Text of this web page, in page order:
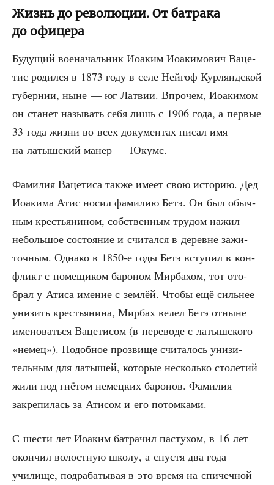
Жизнь до революции. От батрака
до офицера
Буду­щий вое­на­чаль­ник Иоаким Иоаки­мо­вич Ваце­
тис родил­ся в 1873 году в селе Ней­гоф Кур­лянд­ской
губер­нии, ныне — юг Лат­вии. Впро­чем, Иоаки­мом
он ста­нет назы­вать себя лишь с 1906 года, а пер­вые
33 года жиз­ни во всех доку­мен­тах писал имя
на латыш­ский манер — Юкумс.
Фами­лия Ваце­ти­са так­же име­ет свою исто­рию. Дед
Иоаки­ма Атис носил фами­лию Бетэ. Он был обыч­
ным кре­стья­ни­ном, соб­ствен­ным тру­дом нажил
неболь­шое состо­я­ние и счи­тал­ся в деревне зажи­
точ­ным. Одна­ко в 1850‑е годы Бетэ всту­пил в кон­
фликт с поме­щи­ком баро­ном Мир­ба­хом, тот ото­
брал у Ати­са име­ние с зем­лёй. Что­бы ещё силь­нее
уни­зить кре­стья­ни­на, Мир­бах велел Бетэ отныне
име­но­вать­ся Ваце­ти­сом (в пере­во­де с латыш­ско­го
«немец»). Подоб­ное про­зви­ще счи­та­лось уни­зи­
тель­ным для латы­шей, кото­рые несколь­ко сто­ле­тий
жили под гнё­том немец­ких баро­нов. Фами­лия
закре­пи­лась за Ати­сом и его потомками.
С шести лет Иоаким батра­чил пас­ту­хом, в 16 лет
окон­чил волост­ную шко­лу, а спу­стя два года —
учи­ли­ще, под­ра­ба­ты­вая в это вре­мя на спи­чеч­ной